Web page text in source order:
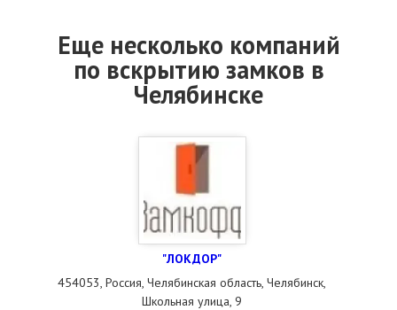
Еще несколько компаний
по вскрытию замков в
Челябинске
"ЛОКДОР"
454053, Россия, Челябинская область, Челябинск,
Школьная улица, 9